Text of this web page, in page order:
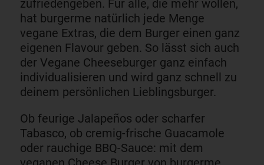
zufriedengeben. Für alle, die mehr wollen,
hat burgerme natürlich jede Menge
vegane Extras, die dem Burger einen ganz
eigenen Flavour geben. So lässt sich auch
der Vegane Cheeseburger ganz einfach
individualisieren und wird ganz schnell zu
deinem persönlichen Lieblingsburger.
Ob feurige Jalapeños oder scharfer
Tabasco, ob cremig-frische Guacamole
oder rauchige BBQ-Sauce: mit dem